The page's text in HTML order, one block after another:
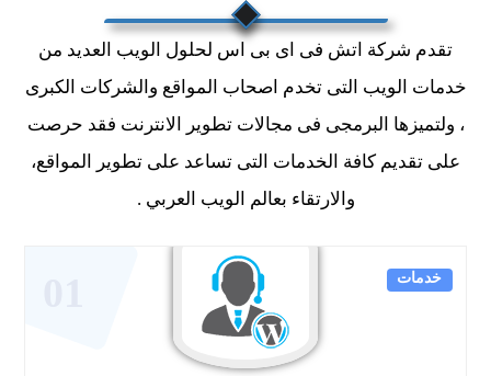
تقدم شركة اتش فى اى بى اس لحلول الويب العديد من
خدمات الويب التى تخدم اصحاب المواقع والشركات الكبرى
، ولتميزها البرمجى فى مجالات تطوير الانترنت فقد حرصت
على تقديم كافة الخدمات التى تساعد على تطوير المواقع،
والارتقاء بعالم الويب العربي .
خدمات